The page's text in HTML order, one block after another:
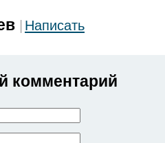
Написать
комментарий